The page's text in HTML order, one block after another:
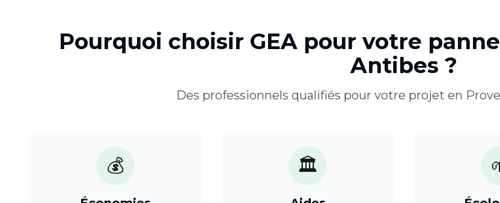
Pourquoi choisir GEA pour votre
Antibes ?
Des professionnels qualifiés pour votre projet en
💰 🏛️